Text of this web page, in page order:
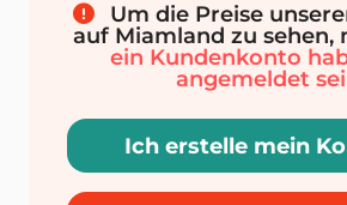
Um die Preise
auf Miamland zu sehen,
ein Kundenkonto
angemeldet
Ich erstelle mein